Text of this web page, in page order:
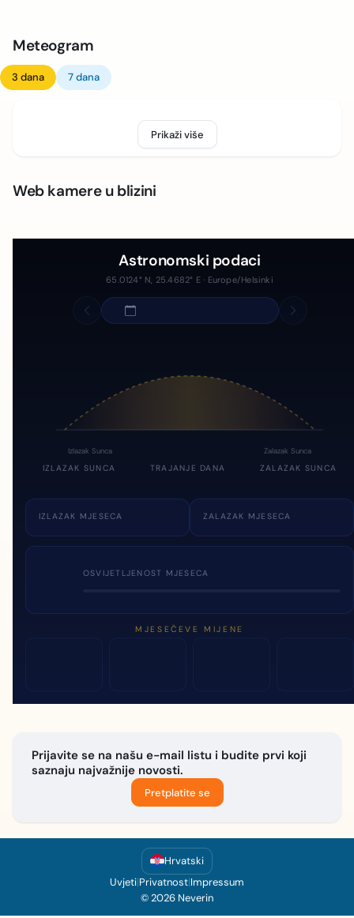
Meteogram
3 dana 7 dana
Prikaži više
Web kamere u blizini
Astronomski podaci
65.0124° N, 25.4682° E · Europe/Helsinki
Izlazak Sunca Zalazak Sunca
IZLAZAK SUNCA TRAJANJE DANA ZALAZAK SUNCA
IZLAZAK MJESECA ZALAZAK MJESECA
OSVIJETLJENOST MJESECA
MJESEČEVE MIJENE
Prijavite se na našu e-mail listu i budite prvi koji
saznaju najvažnije novosti.
Pretplatite se
Hrvatski
Uvjeti|Privatnost|Impressum
© 2026 Neverin